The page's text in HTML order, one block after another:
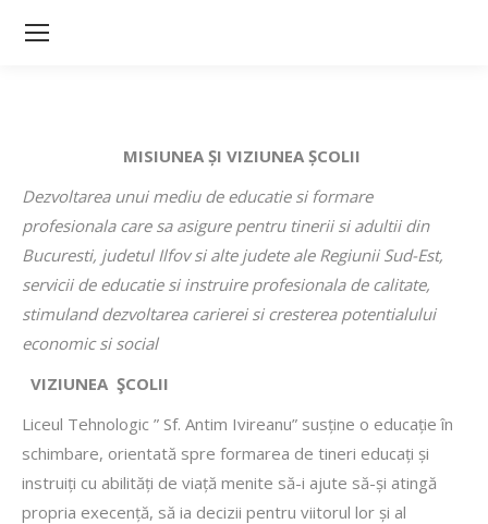
MISIUNEA ȘI VIZIUNEA ȘCOLII
Dezvoltarea unui mediu de educatie si formare
profesionala care sa asigure pentru tinerii si adultii din
Bucuresti, judetul Ilfov si alte judete ale Regiunii Sud-Est,
servicii de educatie si instruire profesionala de calitate,
stimuland dezvoltarea carierei si cresterea potentialului
economic si social
VIZIUNEA ŞCOLII
Liceul Tehnologic ” Sf. Antim Ivireanu” susține o educație în
schimbare, orientată spre formarea de tineri educați și
instruiți cu abilități de viață menite să-i ajute să-și atingă
propria execență, să ia decizii pentru viitorul lor și al